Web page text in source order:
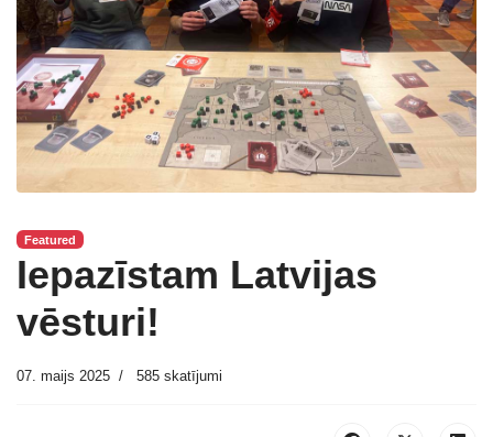
Featured
Iepazīstam Latvijas
vēsturi!
07. maijs 2025 585 skatījumi